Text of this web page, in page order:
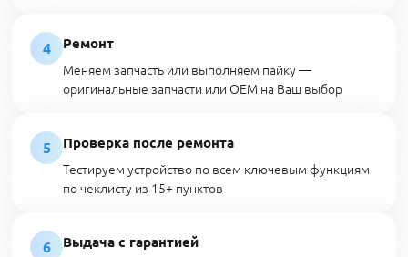
4
Ремонт
Меняем запчасть или выполняем пайку —
оригинальные запчасти или OEM на Ваш выбор
5
Проверка после ремонта
Тестируем устройство по всем ключевым функциям
по чеклисту из 15+ пунктов
6
Выдача с гарантией